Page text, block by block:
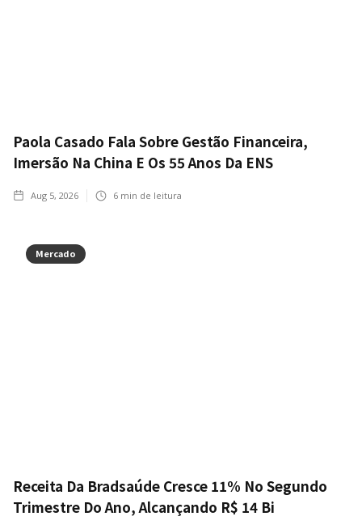
Paola Casado Fala Sobre Gestão Financeira,
Imersão Na China E Os 55 Anos Da ENS
Aug 5, 2026 6 min de leitura
Mercado
Receita Da Bradsaúde Cresce 11% No Segundo
Trimestre Do Ano, Alcançando R$ 14 Bi